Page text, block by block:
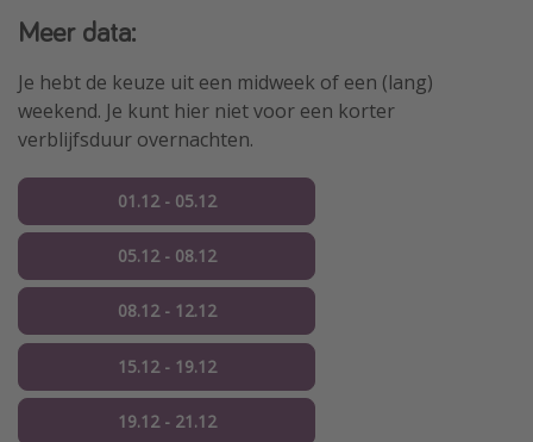
Meer data:
Je hebt de keuze uit een midweek of een (lang)
weekend. Je kunt hier niet voor een korter
verblijfsduur overnachten.
01.12 - 05.12
05.12 - 08.12
08.12 - 12.12
15.12 - 19.12
19.12 - 21.12